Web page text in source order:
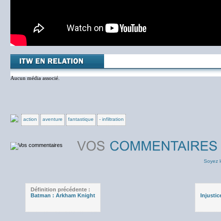
Aucun média associé.
action aventure fantastique - infiltration
Soyez
Définition précédente :
Batman : Arkham Knight